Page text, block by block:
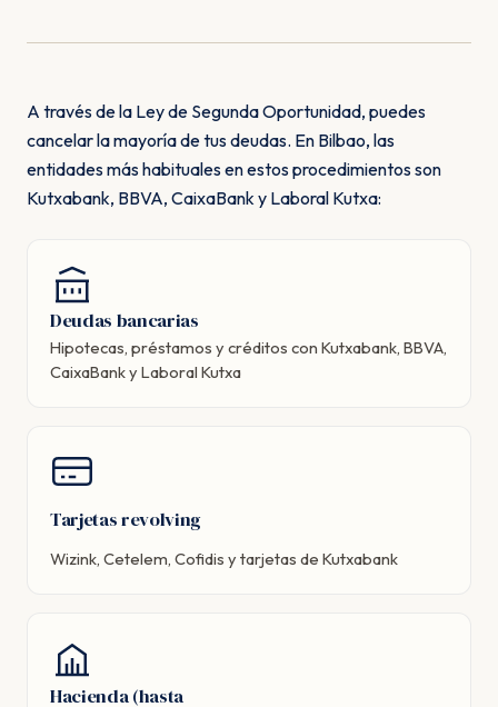
A través de la Ley de Segunda Oportunidad, puedes
cancelar la mayoría de tus deudas. En Bilbao, las
entidades más habituales en estos procedimientos son
Kutxabank, BBVA, CaixaBank y Laboral Kutxa:
Deudas bancarias
Hipotecas, préstamos y créditos con Kutxabank, BBVA,
CaixaBank y Laboral Kutxa
Tarjetas revolving
Wizink, Cetelem, Cofidis y tarjetas de Kutxabank
Hacienda (hasta